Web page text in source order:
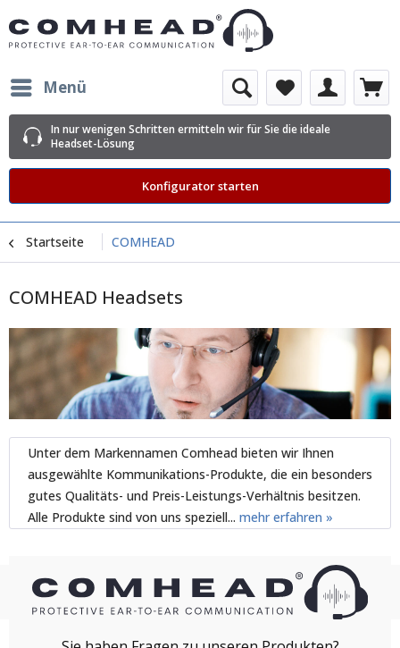
Menü
In nur wenigen Schritten ermitteln wir für Sie die ideale
Headset-Lösung
Konfigurator starten
Startseite COMHEAD
COMHEAD Headsets
Unter dem Markennamen Comhead bieten wir Ihnen
ausgewählte Kommunikations-Produkte, die ein besonders
gutes Qualitäts- und Preis-Leistungs-Verhältnis besitzen.
Alle Produkte sind von uns speziell... mehr erfahren »